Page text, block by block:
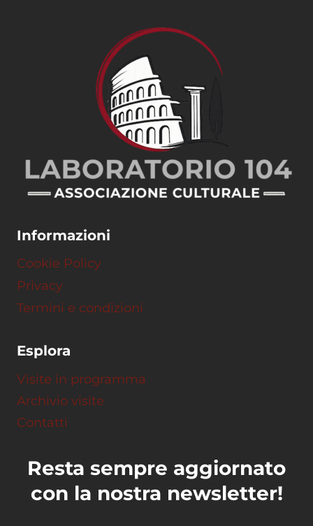
Informazioni
Cookie Policy
Privacy
Termini e condizioni
Esplora
Visite in programma
Archivio visite
Contatti
Resta sempre aggiornato
con la nostra newsletter!